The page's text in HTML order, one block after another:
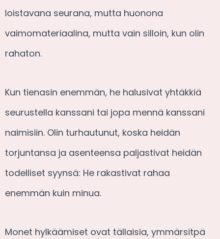
loistavana seurana, mutta huonona
vaimomateriaalina, mutta vain silloin, kun olin
rahaton.
Kun tienasin enemmän, he halusivat yhtäkkiä
seurustella kanssani tai jopa mennä kanssani
naimisiin. Olin turhautunut, koska heidän
torjuntansa ja asenteensa paljastivat heidän
todelliset syynsä: He rakastivat rahaa
enemmän kuin minua.
Monet hylkäämiset ovat tällaisia, ymmärsitpä